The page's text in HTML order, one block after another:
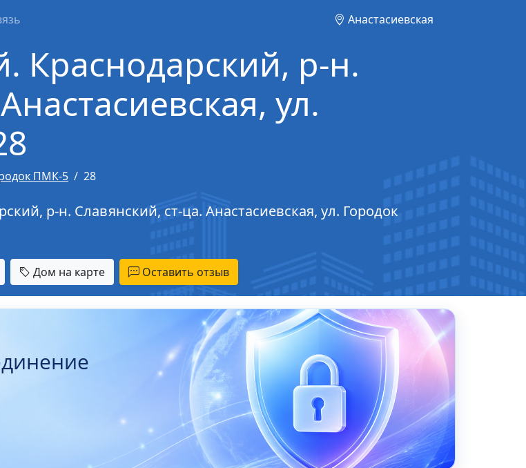
Анастасиевская
Краснодарский, р-н.
ул.
ПМК-5 28
р-н. Славянский, ст-ца. Анастасиевская, ул. Городок
Дом на карте Оставить отзыв